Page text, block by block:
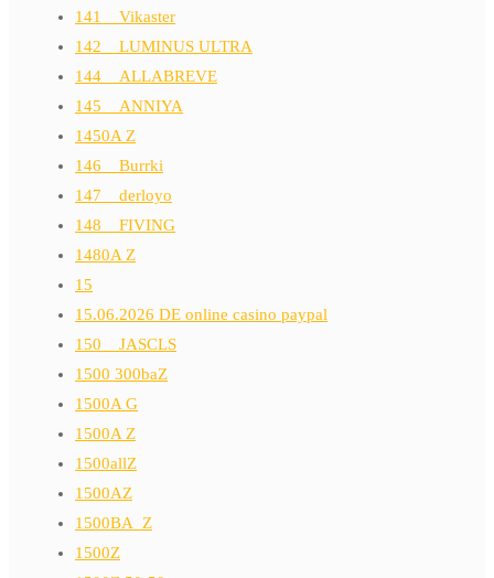
141__Vikaster
142__LUMINUS ULTRA
144__ALLABREVE
145__ANNIYA
1450A Z
146__Burrki
147__derloyo
148__FIVING
1480A Z
15
15.06.2026 DE online casino paypal
150__JASCLS
1500 300baZ
1500A G
1500A Z
1500allZ
1500AZ
1500BA_Z
1500Z